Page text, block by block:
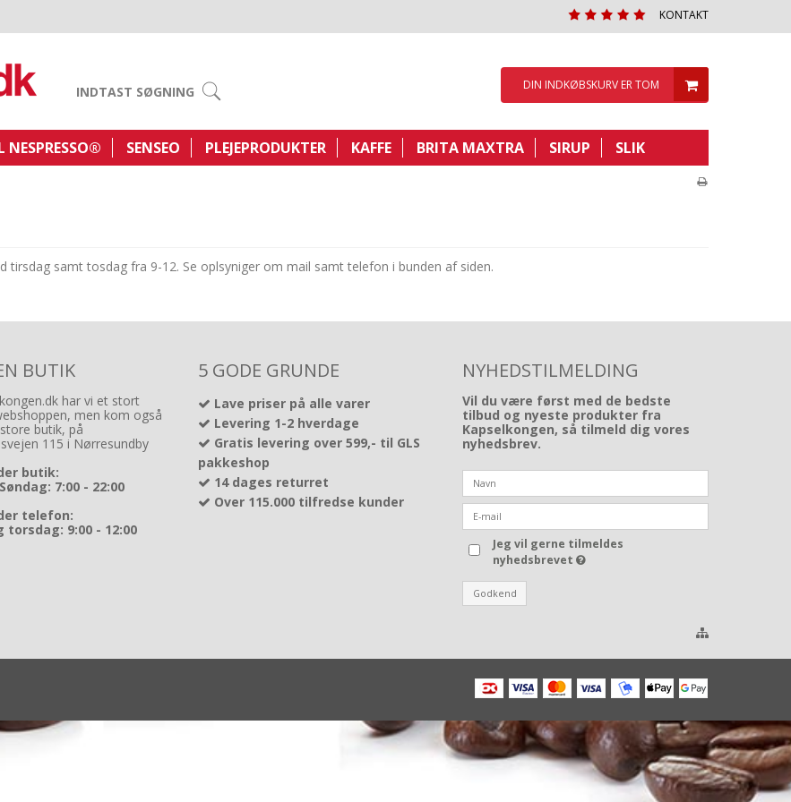
KONTAKT
INDTAST SØGNING DIN INDKØBSKURV ER TOM
NESPRESSO® SENSEO PLEJEPRODUKTER KAFFE BRITA MAXTRA SIRUP SLIK
samt tosdag fra 9-12. Se oplsyniger om mail samt telefon i bunden af siden.
BUTIK
har vi et stort
men kom også
butik, på
115 i Nørresundby
butik:
7:00 - 22:00
telefon:
torsdag: 9:00 - 12:00
5 GODE GRUNDE
Lave priser på alle varer
Levering 1-2 hverdage
Gratis levering over 599,- til GLS
pakkeshop
14 dages returret
Over 115.000 tilfredse kunder
NYHEDSTILMELDING
Vil du være først med de bedste
tilbud og nyeste produkter fra
Kapselkongen, så tilmeld dig vores
nyhedsbrev.
Jeg vil gerne tilmeldes
nyhedsbrevet
Godkend